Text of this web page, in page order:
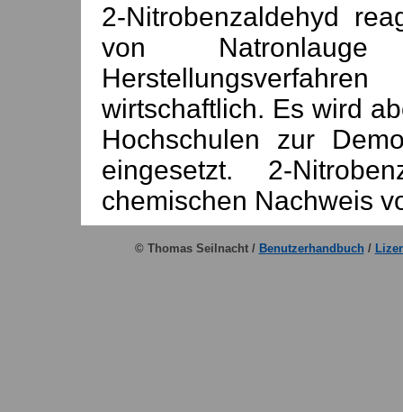
2-Nitrobenzaldehyd
von
wirtschaftlich. Es wird
Hochschulen zur
eingesetzt. 2-
chemischen Nachweis
© Thomas Seilnacht / Benutzerhandbuch /